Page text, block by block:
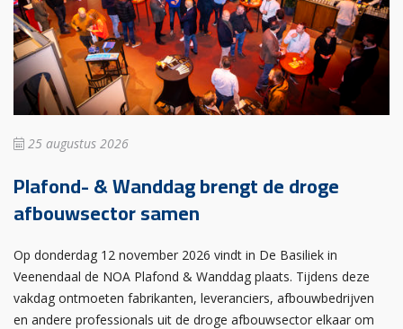
25 augustus 2026
Plafond- & Wanddag brengt de droge
afbouwsector samen
Op donderdag 12 november 2026 vindt in De Basiliek in
Veenendaal de NOA Plafond & Wanddag plaats. Tijdens deze
vakdag ontmoeten fabrikanten, leveranciers, afbouwbedrijven
en andere professionals uit de droge afbouwsector elkaar om